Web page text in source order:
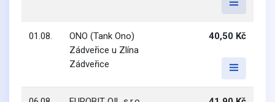
01.08.
ONO (Tank Ono)
Zádveřice u Zlína
Zádveřice
40,50 Kč